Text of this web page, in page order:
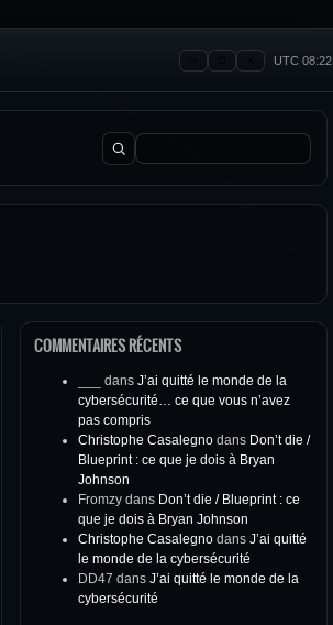
UTC 08:22
Rechercher :
COMMENTAIRES RÉCENTS
dans J’ai quitté le monde de la
cybersécurité… ce que vous n’avez
pas compris
Christophe Casalegno dans Don’t die /
Blueprint : ce que je dois à Bryan
Johnson
Fromzy dans Don’t die / Blueprint : ce
que je dois à Bryan Johnson
Christophe Casalegno dans J’ai quitté
le monde de la cybersécurité
DD47 dans J’ai quitté le monde de la
cybersécurité